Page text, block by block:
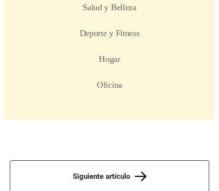
Siguiente artículo